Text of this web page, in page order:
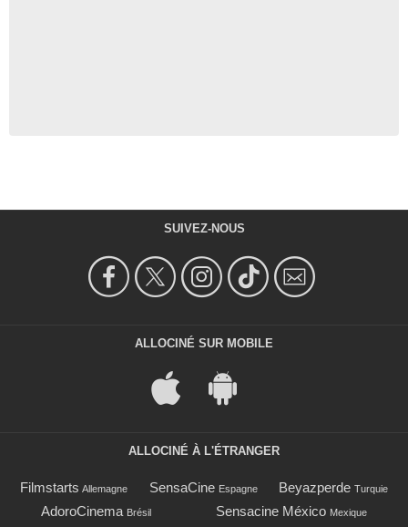
SUIVEZ-NOUS
ALLOCINÉ SUR MOBILE
ALLOCINÉ À L'ÉTRANGER
Filmstarts Allemagne SensaCine Espagne Beyazperde Turquie
AdoroCinema Brésil Sensacine México Mexique